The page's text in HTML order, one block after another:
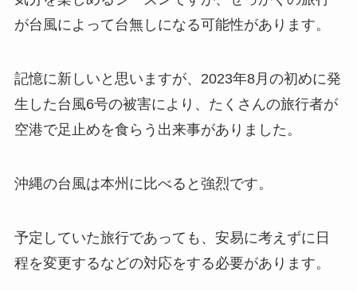
が台風によって台無しになる可能性があります。
記憶に新しいと思いますが、2023年8月の初めに発
生した台風6号の被害により、たくさんの旅行者が
空港で足止めを食らう出来事がありました。
沖縄の台風は本州に比べると強烈です。
予定していた旅行であっても、安易に考えずに日
程を変更するなどの対応をする必要があります。